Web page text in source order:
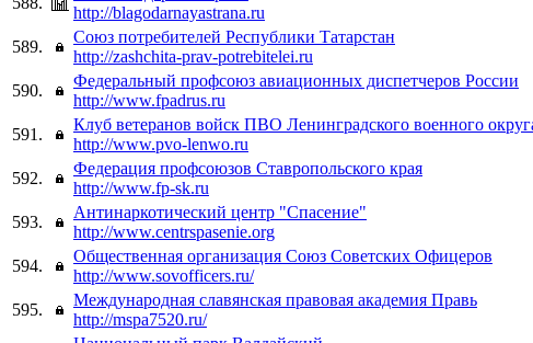
http://blagodarnayastrana.ru
589.
Союз потребителей Республики Татарстан
http://zashchita-prav-potrebitelei.ru
590.
Федеральный профсоюз авиационных диспетчеров России
http://www.fpadrus.ru
591.
Клуб ветеранов войск ПВО Ленинградского военного
http://www.pvo-lenwo.ru
592.
Федерация профсоюзов Ставропольского края
http://www.fp-sk.ru
593.
Антинаркотический центр "Спасение"
http://www.centrspasenie.org
594.
Общественная организация Союз Советских Офицеров
http://www.sovofficers.ru/
595.
Международная славянская правовая академия Правь
http://mspa7520.ru/